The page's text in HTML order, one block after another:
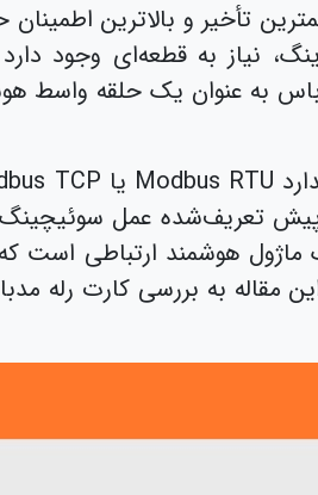
تأخیر و بالاترین
نیاز به قطعه‌ای وجود
به عنوان یک حلقه واسط
پیش تعریف‌شده عمل
ماژول هوشمند ارتباطی است
به بررسی کارت رله